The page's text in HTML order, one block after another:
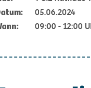
05.06.2024
09:00 - 12:00